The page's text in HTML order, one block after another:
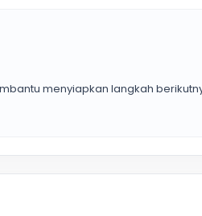
menyiapkan langkah